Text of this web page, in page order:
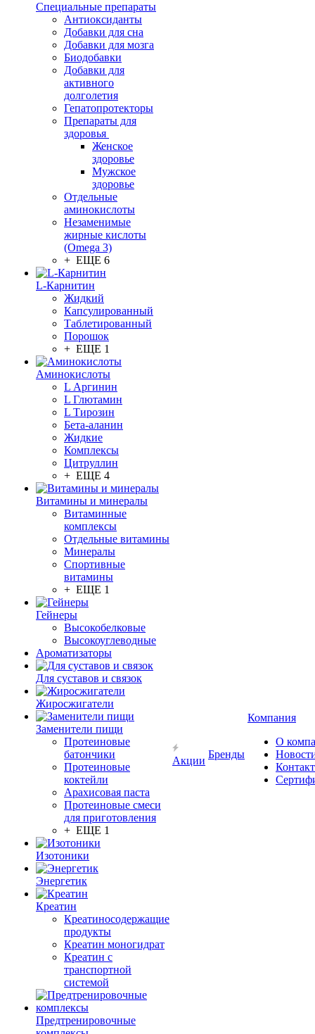
Cпециальные препараты
Антиоксиданты
Добавки для сна
Добавки для мозга
Биодобавки
Добавки для
активного
долголетия
Гепатопротекторы
Препараты для
здоровья
Женское
здоровье
Мужское
здоровье
Отдельные
аминокислоты
Незаменимые
жирные кислоты
(Omega 3)
+ ЕЩЕ 6
L-Карнитин
Жидкий
Капсулированный
Таблетированный
Порошок
+ ЕЩЕ 1
Аминокислоты
L Аргинин
L Глютамин
L Тирозин
Бета-аланин
Жидкие
Комплексы
Цитруллин
+ ЕЩЕ 4
Витамины и минералы
Витаминные
комплексы
Отдельные витамины
Минералы
Спортивные
витамины
+ ЕЩЕ 1
Гейнеры
Высокобелковые
Высокоуглеводные
Ароматизаторы
Для суставов и связок
Жиросжигатели
Заменители пищи
Протеиновые
батончики
Протеиновые
коктейли
Арахисовая паста
Протеиновые смеси
для приготовления
+ ЕЩЕ 1
Изотоники
Энергетик
Креатин
Креатиносодержащие
продукты
Креатин моногидрат
Креатин с
транспортной
системой
Предтренировочные
Акции
Бренды
Компания
О